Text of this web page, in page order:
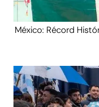
México: Récord